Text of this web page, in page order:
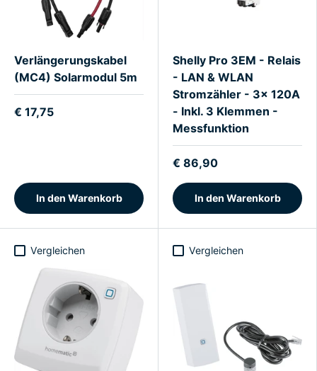
Verlängerungskabel
(MC4) Solarmodul 5m
€ 17,75
In den Warenkorb
Shelly Pro 3EM - Relais
- LAN & WLAN
Stromzähler - 3x 120A
- Inkl. 3 Klemmen -
Messfunktion
€ 86,90
In den Warenkorb
Vergleichen Vergleichen